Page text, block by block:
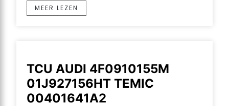
MEER LEZEN
TCU AUDI 4F0910155M
01J927156HT TEMIC
00401641A2